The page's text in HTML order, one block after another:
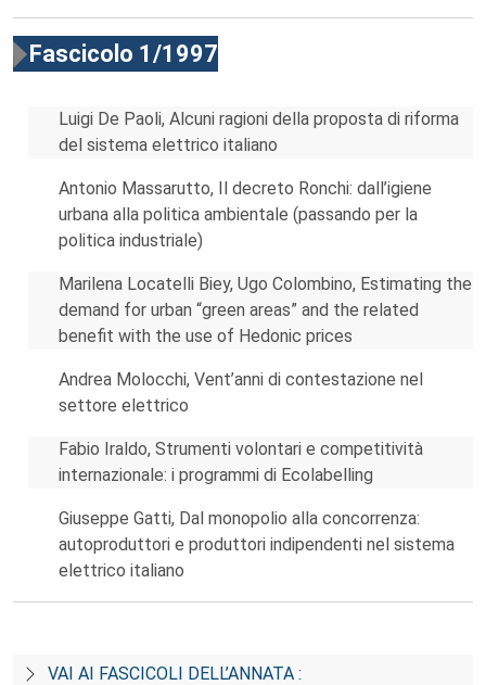
Fascicolo 1/1997
Luigi De Paoli, Alcuni ragioni della proposta di riforma
del sistema elettrico italiano
Antonio Massarutto, Il decreto Ronchi: dall’igiene
urbana alla politica ambientale (passando per la
politica industriale)
Marilena Locatelli Biey, Ugo Colombino, Estimating the
demand for urban “green areas” and the related
benefit with the use of Hedonic prices
Andrea Molocchi, Vent’anni di contestazione nel
settore elettrico
Fabio Iraldo, Strumenti volontari e competitività
internazionale: i programmi di Ecolabelling
Giuseppe Gatti, Dal monopolio alla concorrenza:
autoproduttori e produttori indipendenti nel sistema
elettrico italiano
VAI AI FASCICOLI DELL’ANNATA :